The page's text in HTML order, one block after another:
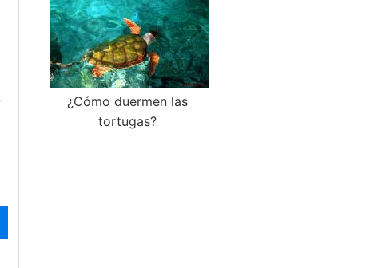
¿Cómo duermen las
tortugas?